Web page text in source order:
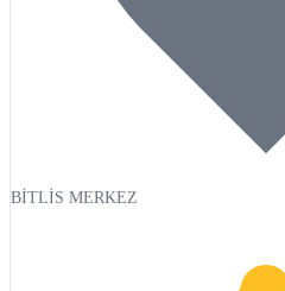
BİTLİS MERKEZ